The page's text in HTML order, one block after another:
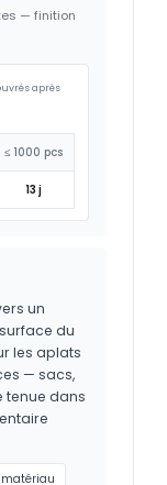
— finition
après
≤ 1000 pcs
13 j
un
du
les aplats
— sacs,
tenue dans